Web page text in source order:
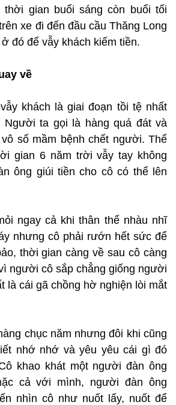
gian buổi sáng còn buổi tối
xe đi đến đầu cầu Thăng Long
đó để vẫy khách kiếm tiền.
về
khách là giai đoạn tồi tệ nhất
Người ta gọi là hàng quá đát và
số mầm bệnh chết người. Thế
gian 6 năm trời vẫy tay không
ông giúi tiền cho cô có thể lên
ngay cả khi thân thể nhàu nhĩ
nhưng cô phải rướn hết sức để
thời gian càng về sau cô càng
người cô sắp chẳng giống người
là cái gã chồng hờ nghiện lòi mắt
chục năm nhưng đôi khi cũng
nhớ nhớ và yêu yêu cái gì đó
khao khát một người đàn ông
cả với mình, người đàn ông
nhìn cô như nuốt lấy, nuốt để